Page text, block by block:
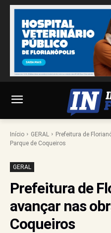
Início GERAL
Prefeitura de
Parque de Coqueiros
GERAL
Prefeitura de
avançar nas
Coqueiros